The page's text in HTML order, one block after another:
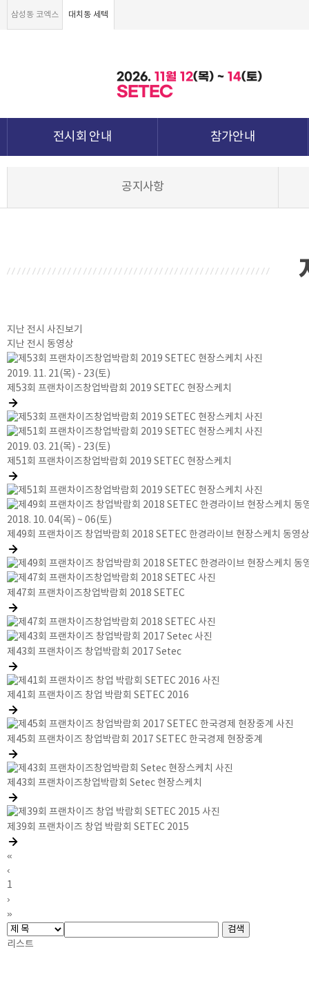
삼성동 코엑스 대치동 세텍
2026. 11월 12(목) ~ 14(토)
SETEC
전시회 안내 참가안내
공지사항
지난 전시 사진보기
지난 전시 동영상
2019. 11. 21(목) - 23(토)
제53회 프랜차이즈창업박람회 2019 SETEC 현장스케치
2019. 03. 21(목) - 23(토)
제51회 프랜차이즈창업박람회 2019 SETEC 현장스케치
2018. 10. 04(목) ~ 06(토)
제49회 프랜차이즈 창업박람회 2018 SETEC 한경라이브 현장스케치 동영
제47회 프랜차이즈창업박람회 2018 SETEC
제43회 프랜차이즈 창업박람회 2017 Setec
제41회 프랜차이즈 창업 박람회 SETEC 2016
제45회 프랜차이즈 창업박람회 2017 SETEC 한국경제 현장중계
제43회 프랜차이즈창업박람회 Setec 현장스케치
제39회 프랜차이즈 창업 박람회 SETEC 2015
«
‹
1
›
»
리스트